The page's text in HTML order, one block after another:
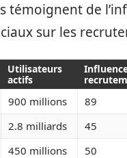
témoignent de
sur les
Utilisateurs
actifs
900 millions
89
2.8 milliards
45
450 millions 50